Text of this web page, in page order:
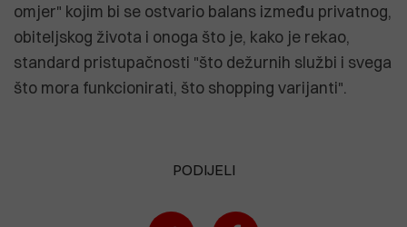
omjer" kojim bi se ostvario balans između privatnog,
obiteljskog života i onoga što je, kako je rekao,
standard pristupačnosti "što dežurnih službi i svega
što mora funkcionirati, što shopping varijanti".
PODIJELI